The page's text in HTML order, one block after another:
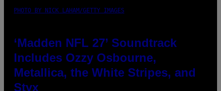
PHOTO BY NICK LAHAM/GETTY IMAGES
‘Madden NFL 27’ Soundtrack
Includes Ozzy Osbourne,
Metallica, the White Stripes, and
Styx